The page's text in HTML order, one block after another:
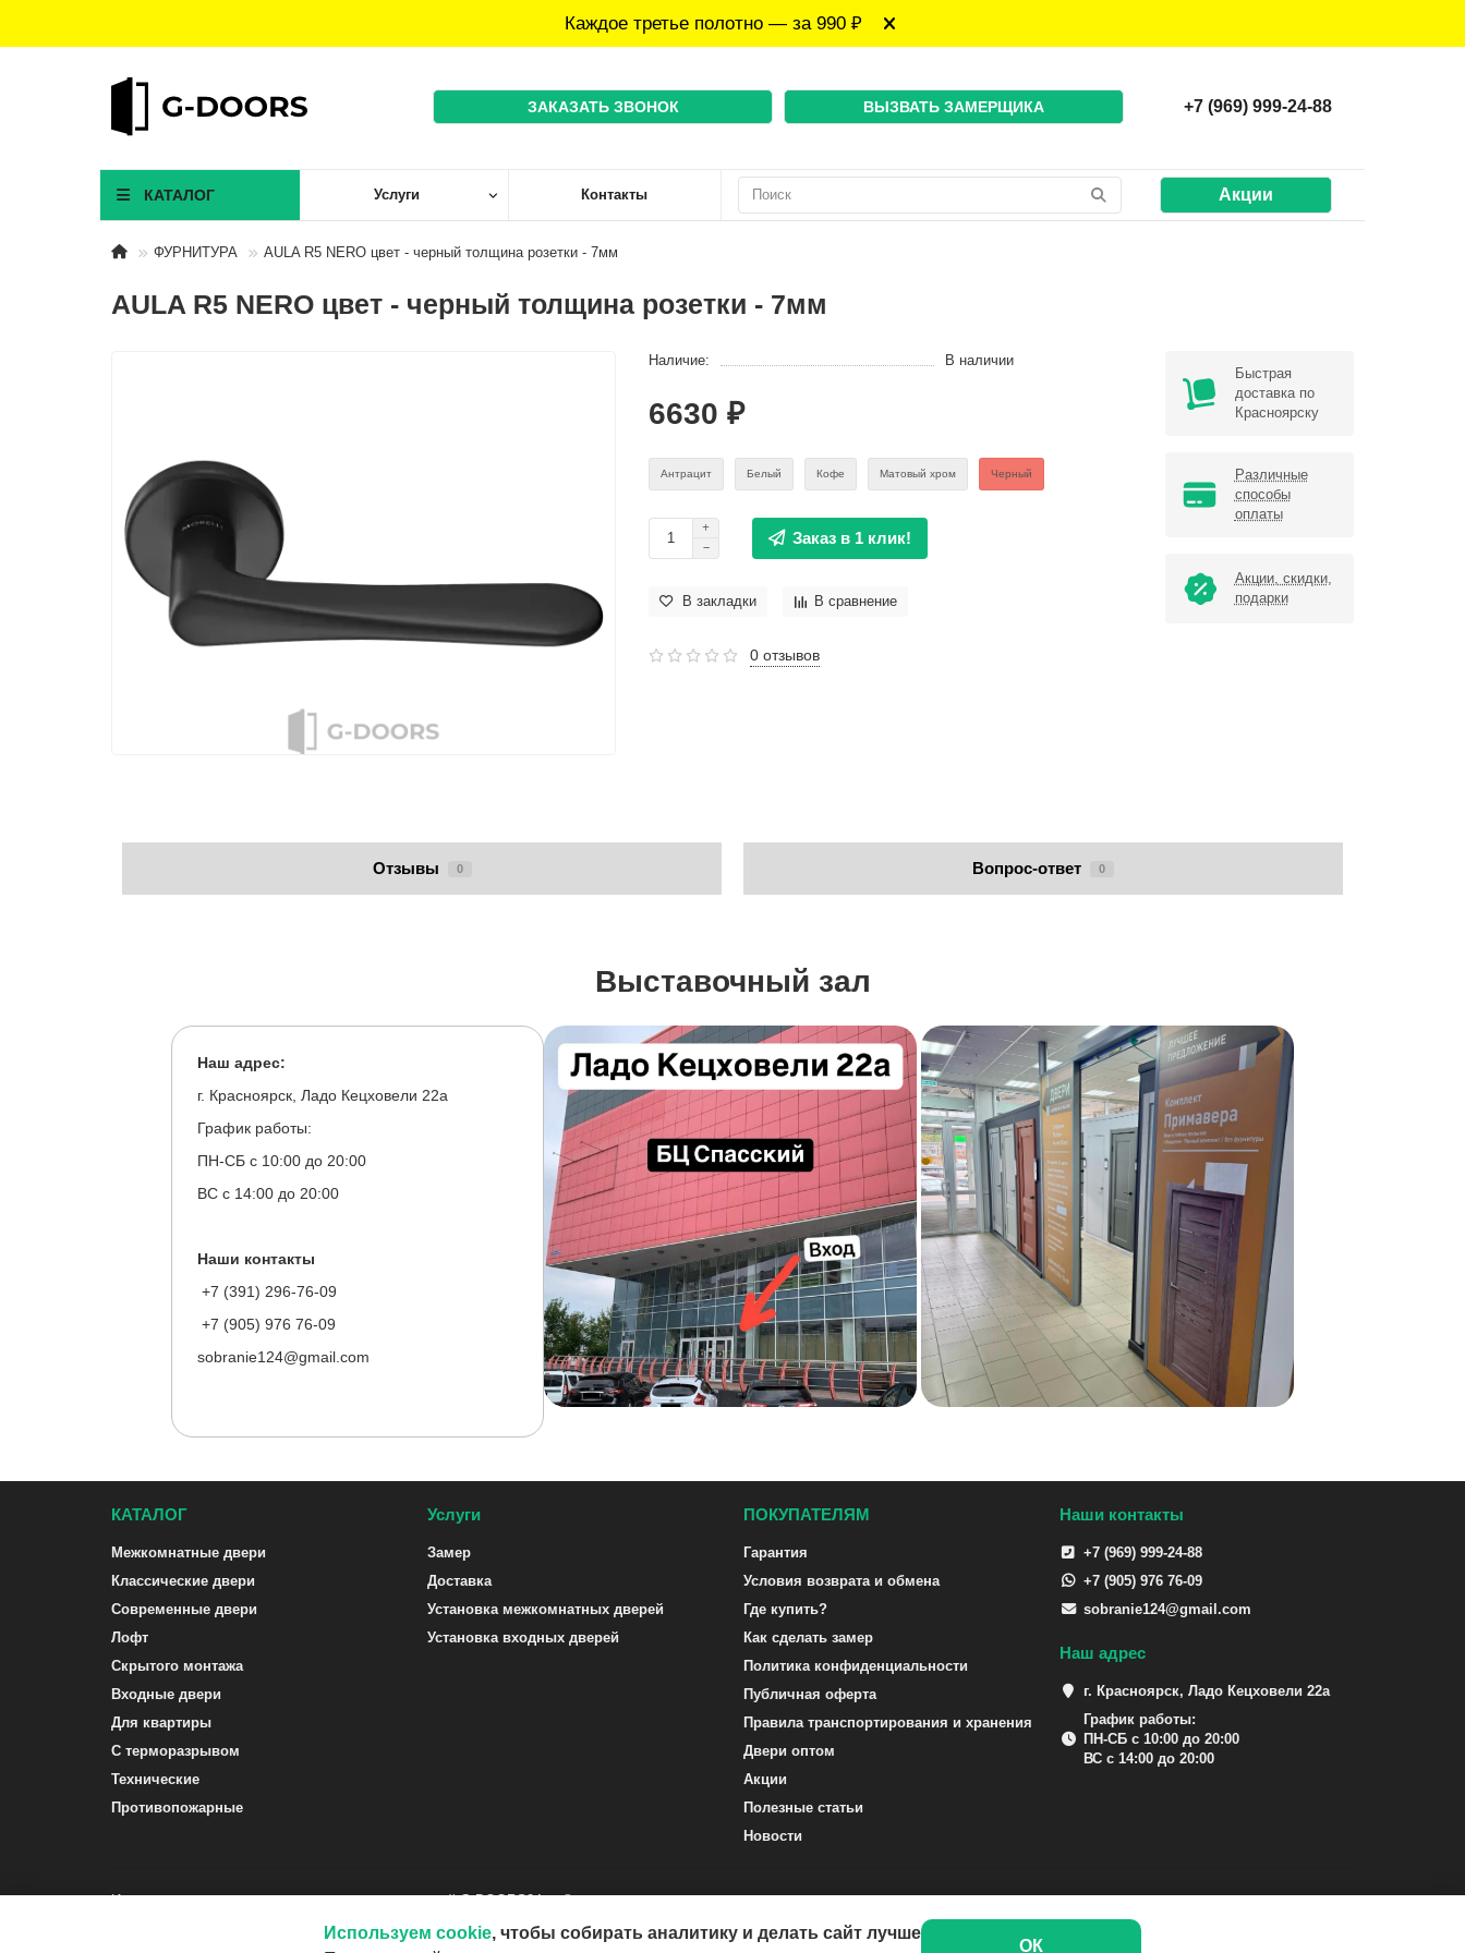
Каждое третье полотно — за 990 ₽
ЗАКАЗАТЬ ЗВОНОК ВЫЗВАТЬ ЗАМЕРЩИКА +7 (969) 999-24-88
КАТАЛОГ Услуги Контакты Акции
ФУРНИТУРА AULA R5 NERO цвет - черный толщина розетки - 7мм
AULA R5 NERO цвет - черный толщина розетки - 7мм
Наличие: В наличии
6630 ₽
Антрацит Белый Кофе Матовый хром Черный
Заказ в 1 клик!
В закладки В сравнение
0 отзывов
Быстрая
доставка по
Красноярску
Различные
способы
оплаты
Акции, скидки,
подарки
Отзывы 0 Вопрос-ответ 0
Выставочный зал
Наш адрес:
г. Красноярск, Ладо Кецховели 22а
График работы:
ПН-СБ с 10:00 до 20:00
ВС с 14:00 до 20:00
Наши контакты
+7 (391) 296-76-09
+7 (905) 976 76-09
sobranie124@gmail.com
КАТАЛОГ
Межкомнатные двери
Классические двери
Современные двери
Лофт
Скрытого монтажа
Входные двери
Для квартиры
С терморазрывом
Технические
Противопожарные
Услуги
Замер
Доставка
Установка межкомнатных дверей
Установка входных дверей
ПОКУПАТЕЛЯМ
Гарантия
Условия возврата и обмена
Где купить?
Как сделать замер
Политика конфиденциальности
Публичная оферта
Правила транспортирования и хранения
Двери оптом
Акции
Полезные статьи
Новости
Наши контакты
+7 (969) 999-24-88
+7 (905) 976 76-09
sobranie124@gmail.com
Наш адрес
г. Красноярск, Ладо Кецховели 22а
График работы:
ПН-СБ с 10:00 до 20:00
ВС с 14:00 до 20:00
Интернет-магазин межкомнатных и входных дверей G-DOORS24.ru ©
Используем cookie, чтобы собирать аналитику и делать сайт лучше
ОК